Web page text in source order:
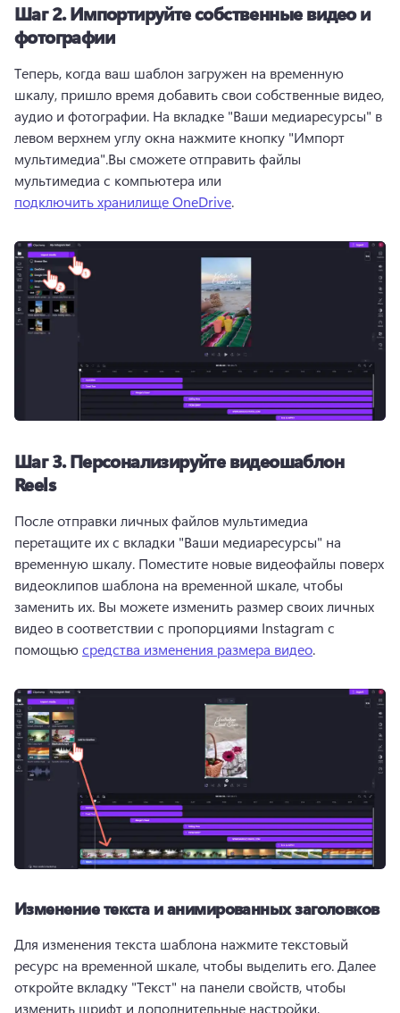
Шаг 2.Импортируйте собственные видео и
фотографии
Теперь, когда ваш шаблон загружен на временную
шкалу, пришло время добавить свои собственные видео,
аудио и фотографии. На вкладке "Ваши медиаресурсы" в
левом верхнем углу окна нажмите кнопку "Импорт
мультимедиа".Вы сможете отправить файлы
мультимедиа с компьютера или
подключить хранилище OneDrive.
Шаг 3.Персонализируйте видеошаблон
Reels
После отправки личных файлов мультимедиа
перетащите их с вкладки "Ваши медиаресурсы" на
временную шкалу. Поместите новые видеофайлы поверх
видеоклипов шаблона на временной шкале, чтобы
заменить их. Вы можете изменить размер своих личных
видео в соответствии с пропорциями Instagram с
помощью средства изменения размера видео.
Изменение текста и анимированных заголовков
Для изменения текста шаблона нажмите текстовый
ресурс на временной шкале, чтобы выделить его. Далее
откройте вкладку "Текст" на панели свойств, чтобы
изменить шрифт и дополнительные настройки,